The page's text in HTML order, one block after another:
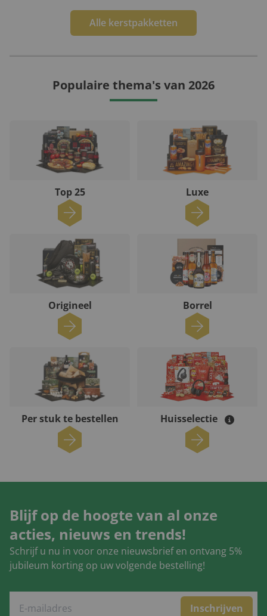
Alle kerstpakketten
Populaire thema's van 2026
Top 25 Luxe
Origineel Borrel
Per stuk te bestellen Huisselectie
Blijf op de hoogte van al onze
acties, nieuws en trends!
Schrijf u nu in voor onze nieuwsbrief en ontvang 5%
jubileum korting op uw volgende bestelling!
Inschrijven